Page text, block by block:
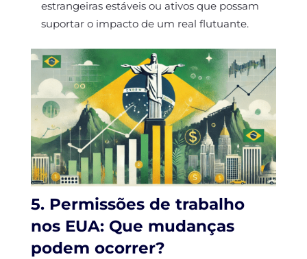
estrangeiras estáveis ou ativos que possam
suportar o impacto de um real flutuante.
5. Permissões de trabalho
nos EUA: Que mudanças
podem ocorrer?